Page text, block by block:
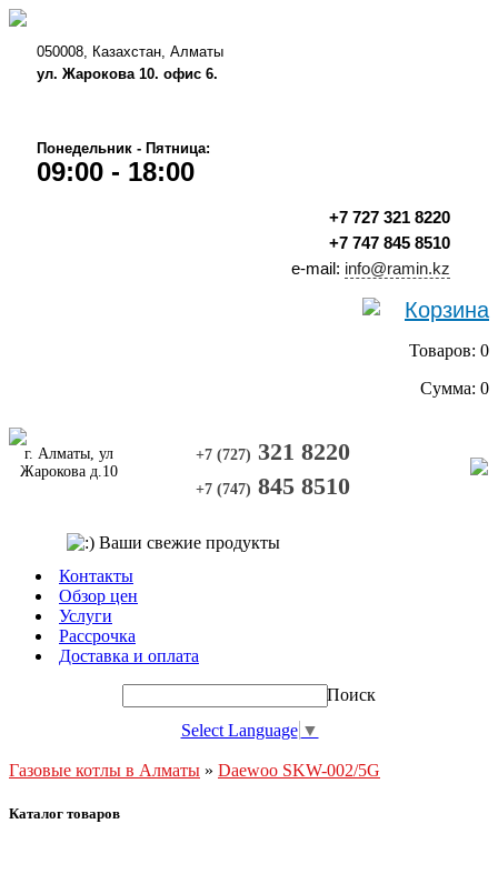
050008, Казахстан, Алматы
ул. Жарокова 10. офис 6.
Понедельник - Пятница:
09:00 - 18:00
+7 727 321 8220
+7 747 845 8510
e-mail: info@ramin.kz
Корзина
Товаров: 0
Сумма: 0
+7 (727) 321 8220
+7 (747) 845 8510
г. Алматы, ул
Жарокова д.10
Контакты
Обзор цен
Услуги
Рассрочка
Доставка и оплата
Поиск
Select Language ▼
Газовые котлы в Алматы » Daewoo SKW-002/5G
Каталог товаров